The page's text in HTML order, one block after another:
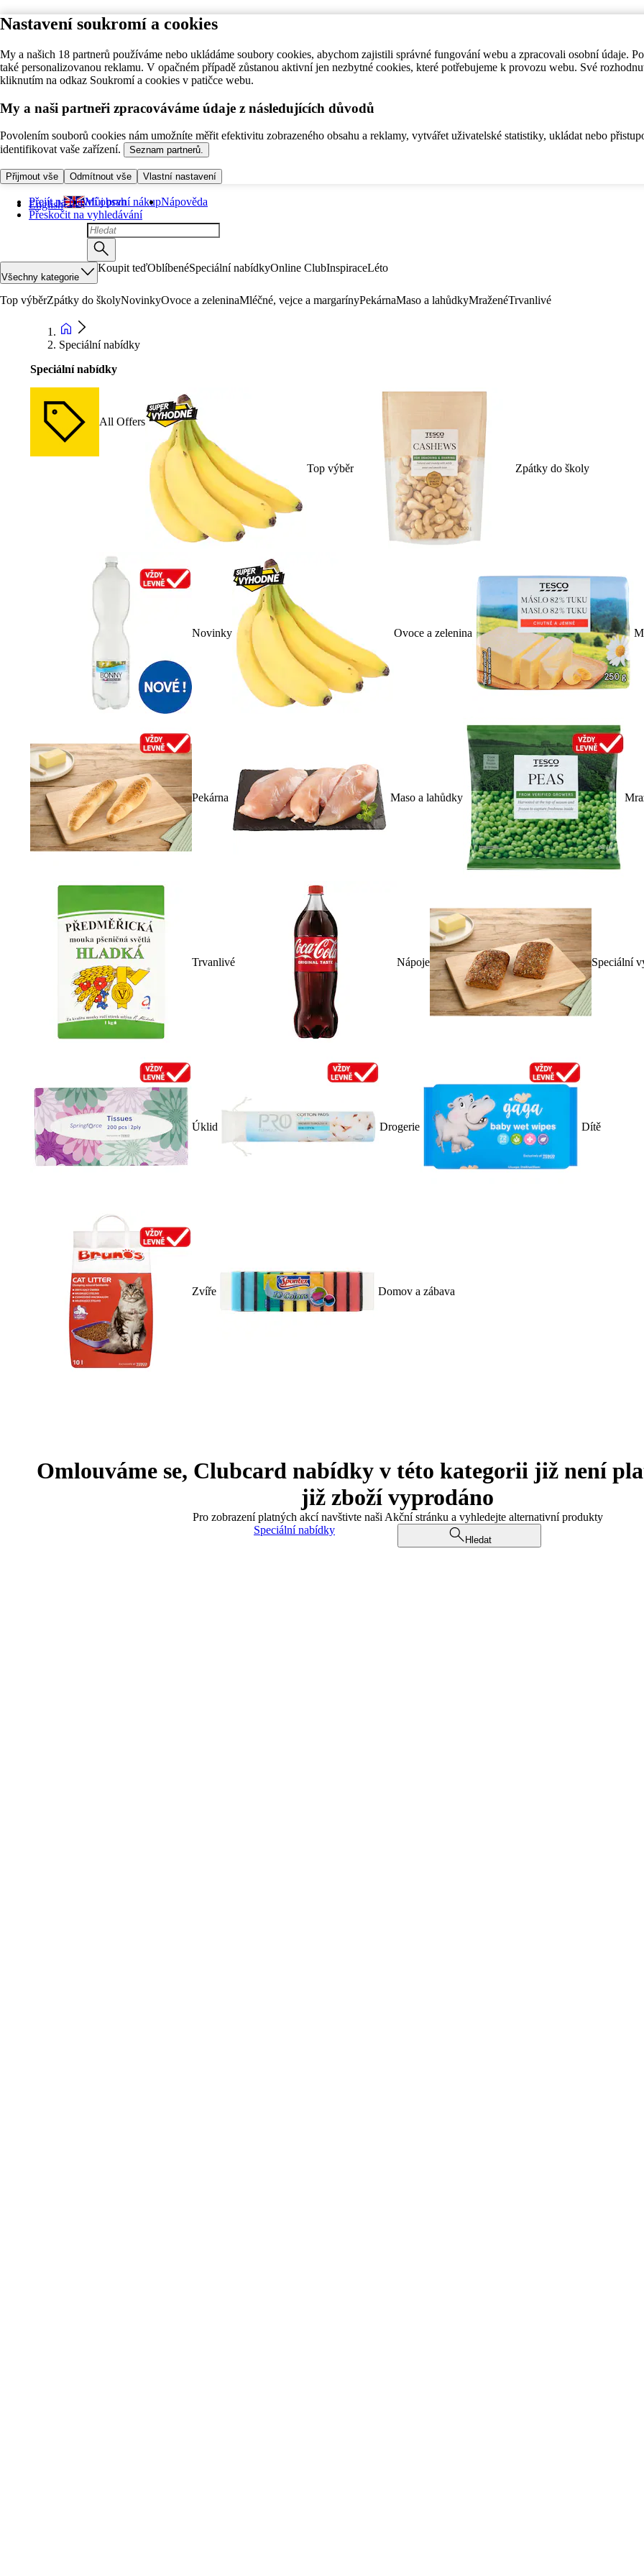
Nastavení soukromí a cookies
My a našich 18 partnerů používáme nebo ukládáme soubory cookies, abychom zajistili správné fungování webu a zpracovali osobní údaje.
také personalizovanou reklamu. V opačném případě zůstanou aktivní jen nezbytné cookies, které potřebujeme k provozu webu. Své
kliknutím na odkaz Soukromí a cookies v patičce webu.
My a naši partneři zpracováváme údaje z následujících důvodů
Povolením souborů cookies nám umožníte měřit efektivitu zobrazeného obsahu a reklamy, vytvářet uživatelské statistiky, ukládat nebo
identifikovat vaše zařízení.
Seznam partnerů.
Přijmout vše Odmítnout vše Vlastní nastavení
Přejít na hlavní obsah
Přeskočit na vyhledávání
English Můj první nákupNápověda
Všechny kategorie
Koupit teďOblíbenéSpeciální nabídkyOnline ClubInspiraceLéto
Top výběrZpátky do školyNovinkyOvoce a zeleninaMléčné, vejce a margarínyPekárnaMaso a lahůdkyMraženéTrvanlivé
Speciální nabídky
Speciální nabídky
All Offers
Top výběr Zpátky do školy
Novinky Ovoce a zelenina
Pekárna Maso a lahůdky
Trvanlivé Nápoje Speciální
Úklid Drogerie Dítě
Zvíře Domov a zábava
Omlouváme se, Clubcard nabídky v této kategorii již není
již zboží vyprodáno
Pro zobrazení platných akcí navštivte naši Akční stránku a vyhledejte alternativní produkty
Speciální nabídky
Hledat